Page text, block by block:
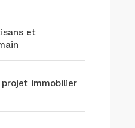
et
projet immobilier